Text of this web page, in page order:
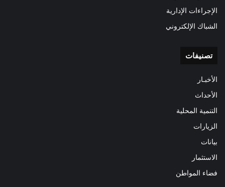
الإجراءات الإدارية
الشباك الإلكتروني
تصنيفات
الأخبـار
الأحداث
التنمية المحلية
الزيارات
بيانات
الاستثمار
فضاء المواطن